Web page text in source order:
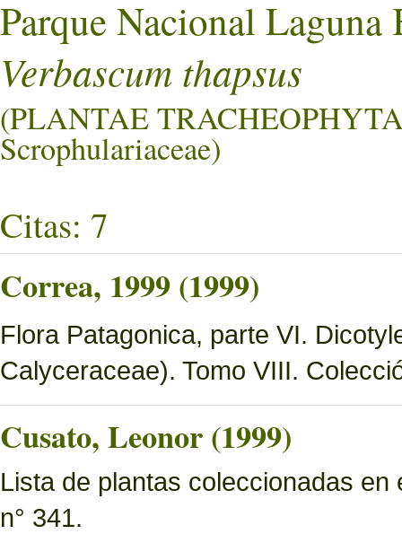
Parque Nacional Laguna
Verbascum thapsus
(PLANTAE
Scrophulariaceae)
Citas: 7
Correa, 1999 (1999)
Flora Patagonica, parte VI.
Calyceraceae). Tomo VIII.
Cusato, Leonor (1999)
Lista de plantas coleccionadas
n° 341.